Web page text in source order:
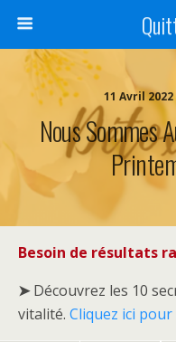
11 Avril
Nous Sommes
Besoin de résultats
➤Découvrez les 10
vitalité. Cliquez ici